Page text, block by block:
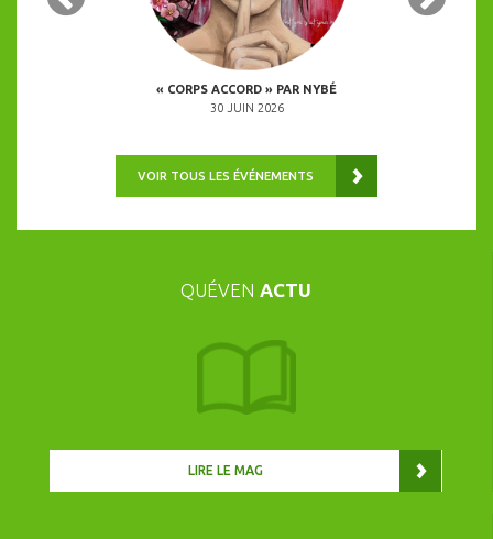
« CORPS ACCORD » PAR NYBÉ
30 JUIN 2026
VOIR TOUS LES ÉVÉNEMENTS
QUÉVEN ACTU
LIRE LE MAG